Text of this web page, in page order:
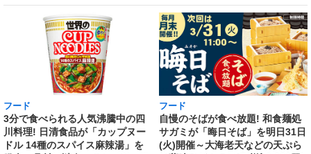
フード
3分で食べられる人気沸騰中の四
川料理! 日清食品が「カップヌー
ドル 14種のスパイス麻辣湯」を
フード
自慢のそばが食べ放題! 和食麺処
サガミが「晦日そば」を明日31日
(火)開催～大海老天などの天ぷら